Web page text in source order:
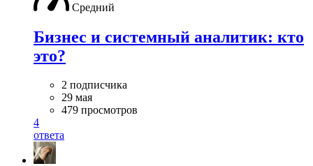
Средний
Бизнес и системный аналитик: кто
это?
2 подписчика
29 мая
479 просмотров
4
ответа